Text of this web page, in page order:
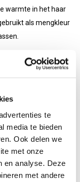
te
media te bieden
Ook delen we
met onze
en analyse. Deze
met andere
warmte in het haar
als mengkleur
geschikt is voor
om warme
met een
met andere